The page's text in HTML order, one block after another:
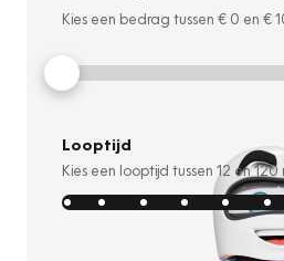
Kies een bedrag tussen € 0 en €
Looptijd
Kies een looptijd tussen 12 en120